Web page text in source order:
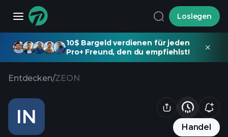
Loslegen
10$ Bargeld verdienen für jeden
Pro+ Freund, den du empfiehlst!
Entdecken/ZEON
IN Handel